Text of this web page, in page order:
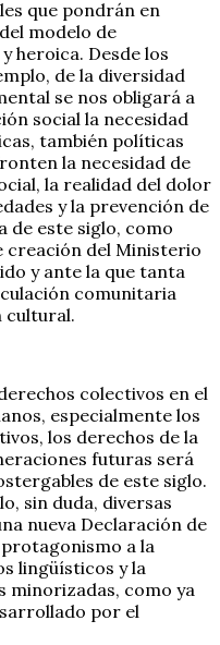
que pondrán en
modelo de
heroica. Desde los
de la diversidad
se nos obligará a
social la necesidad
también políticas
la necesidad de
la realidad del dolor
y la prevención de
de este siglo, como
creación del Ministerio
y ante la que tanta
comunitaria
cultural.
colectivos en el
especialmente los
los derechos de la
futuras será
de este siglo.
sin duda, diversas
nueva Declaración de
a la
lingüísticos y la
minorizadas, como ya
por el